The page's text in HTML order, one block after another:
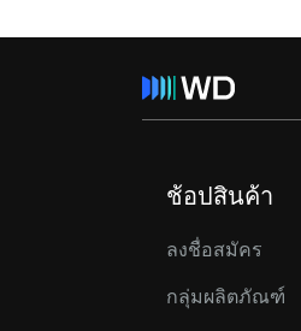
ช้อปสินค้า
ลงชื่อสมัคร
กลุ่มผลิตภัณฑ์